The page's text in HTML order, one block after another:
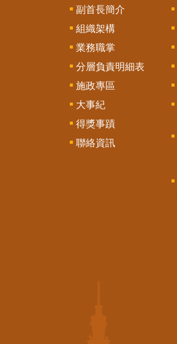
副首長簡介
組織架構
業務職掌
分層負責明細表
施政專區
大事紀
得獎事蹟
聯絡資訊